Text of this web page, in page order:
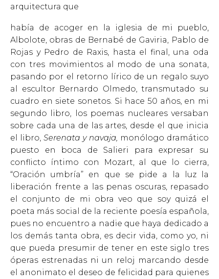
arquitectura que
había de acoger en la iglesia de mi pueblo,
Albolote, obras de Bernabé de Gaviria, Pablo de
Rojas y Pedro de Raxis, hasta el final, una oda
con tres movimientos al modo de una sonata,
pasando por el retorno lírico de un regalo suyo
al escultor Bernardo Olmedo, transmutado su
cuadro en siete sonetos. Si hace 50 años, en mi
segundo libro, los poemas nucleares versaban
sobre cada una de las artes, desde el que inicia
el libro, Serenata y navaja, monólogo dramático
puesto en boca de Salieri para expresar su
conflicto íntimo con Mozart, al que lo cierra,
“Oración umbría” en que se pide a la luz la
liberación frente a las penas oscuras, repasado
el conjunto de mi obra veo que soy quizá el
poeta más social de la reciente poesía española,
pues no encuentro a nadie que haya dedicado a
los demás tanta obra, es decir vida, como yo, ni
que pueda presumir de tener en este siglo tres
óperas estrenadas ni un reloj marcando desde
el anonimato el deseo de felicidad para quienes